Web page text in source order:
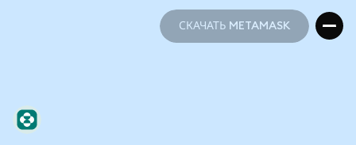
СКАЧАТЬ METAMASK